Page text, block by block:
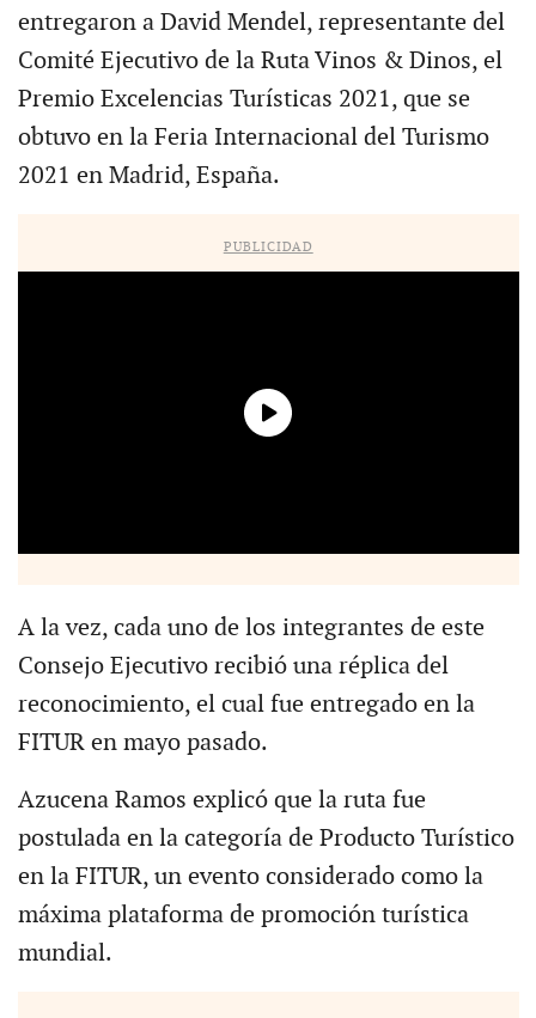
entregaron a David Mendel, representante del
Comité Ejecutivo de la Ruta Vinos & Dinos, el
Premio Excelencias Turísticas 2021, que se
obtuvo en la Feria Internacional del Turismo
2021 en Madrid, España.
PUBLICIDAD
A la vez, cada uno de los integrantes de este
Consejo Ejecutivo recibió una réplica del
reconocimiento, el cual fue entregado en la
FITUR en mayo pasado.
Azucena Ramos explicó que la ruta fue
postulada en la categoría de Producto Turístico
en la FITUR, un evento considerado como la
máxima plataforma de promoción turística
mundial.